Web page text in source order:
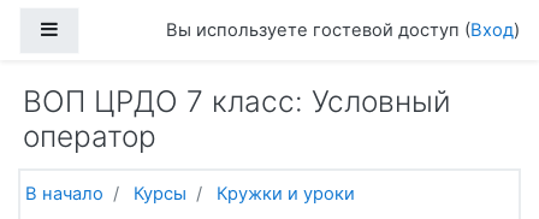
Боковая панельВы используете гостевой доступ (Вход)
ВОП ЦРДО 7 класс: Условный
оператор
В начало Курсы
Кружки и уроки